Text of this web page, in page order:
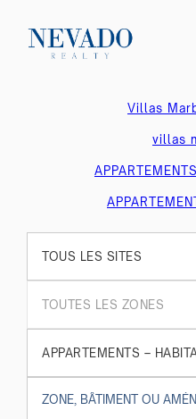
Villas
villas
TOUS LES SITES
TOUTES LES ZONES
APPARTEMENTS –